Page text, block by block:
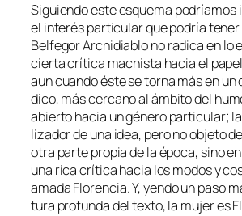
Siguiendo es­te es­que­ma
el in­te­rés par­ti­cu­lar que po­dría
Belfegor Archidiablono ra­di­ca en lo
cier­ta crí­ti­ca ma­chis­ta ha­cia el
aun cuan­do és­te se tor­na más en
di­co, más cer­cano al ám­bi­to del
abier­to ha­cia un gé­ne­ro par­ti­cu­lar;
li­za­dor de una idea, pe­ro no ob­je­to
otra par­te pro­pia de la épo­ca, sino
una ri­ca crí­ti­ca ha­cia los mo­dos y
ama­daFlorencia. Y, yen­do un pa­so
tu­ra pro­fun­da del tex­to, la mu­jeres